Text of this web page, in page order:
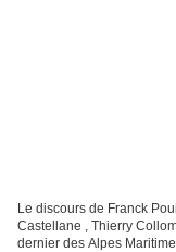
Le discours de Franck
Castellane , Thierry
dernier des Alpes